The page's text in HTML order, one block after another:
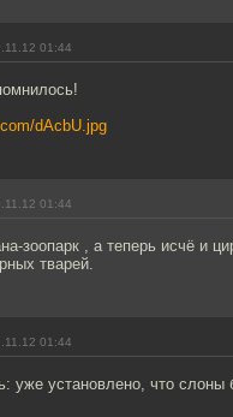
01:44
dAcbU.jpg
01:44
зоопарк , а теперь исчё и
тварей.
01:44
уже установлено, что